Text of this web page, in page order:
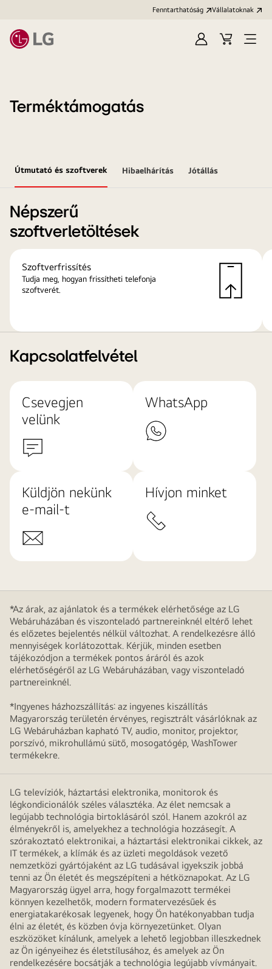
Fenntarthatóság Vállalatoknak
Bejelentkezés
KosárMenü
Terméktámogatás
Útmutató és szoftverek Hibaelhárítás Jótállás
Népszerű
szoftverletöltések
Szoftverfrissítés
Tudja meg, hogyan frissítheti telefonja
szoftverét.
Kapcsolatfelvétel
Csevegjen
velünk
WhatsApp
Küldjön nekünk
e-mail-t
Hívjon minket
*Az árak, az ajánlatok és a termékek elérhetősége az LG
Webáruházában és viszonteladó partnereinknél eltérő lehet
és előzetes bejelentés nélkül változhat. A rendelkezésre álló
mennyiségek korlátozottak. Kérjük, minden esetben
tájékozódjon a termékek pontos áráról és azok
elérhetőségéről az LG Webáruházában, vagy viszonteladó
partnereinknél.
*Ingyenes házhozszállítás: az ingyenes kiszállítás
Magyarország területén érvényes, regisztrált vásárlóknak az
LG Webáruházban kapható TV, audio, monitor, projektor,
porszívó, mikrohullámú sütő, mosogatógép, WashTower
termékekre.
LG televíziók, háztartási elektronika, monitorok és
légkondicionálók széles választéka. Az élet nemcsak a
legújabb technológia birtoklásáról szól. Hanem azokról az
élményekről is, amelyekhez a technológia hozzásegít. A
szórakoztató elektronikai, a háztartási elektronikai cikkek, az
IT termékek, a klímák és az üzleti megoldások vezető
nemzetközi gyártójaként az LG tudásával igyekszik jobbá
tenni az Ön életét és megszépíteni a hétköznapokat. Az LG
Magyarország ügyel arra, hogy forgalmazott termékei
könnyen kezelhetők, modern formatervezésűek és
energiatakarékosak legyenek, hogy Ön hatékonyabban tudja
élni az életét, és közben óvja környezetünket. Olyan
eszközöket kínálunk, amelyek a lehető legjobban illeszkednek
az Ön igényeihez és életstílusához, és amelyek az Ön
rendelkezésére bocsátják a technológia legújabb vívmányait.